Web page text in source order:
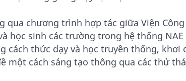
qua chương trình hợp tác giữa Viện Công
học sinh các trường trong hệ thống
cách thức dạy và học truyền thống,
một cách sáng tạo thông qua các thử